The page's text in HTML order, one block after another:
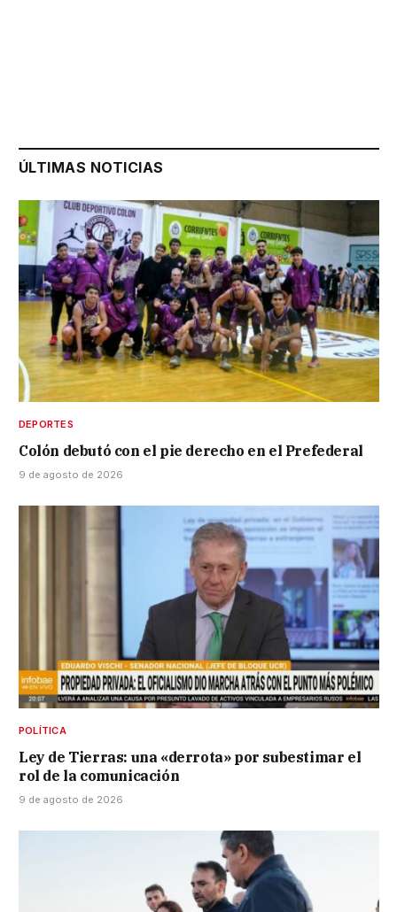
ÚLTIMAS NOTICIAS
DEPORTES
Colón debutó con el pie derecho en el Prefederal
9 de agosto de 2026
POLÍTICA
Ley de Tierras: una «derrota» por subestimar el
rol de la comunicación
9 de agosto de 2026